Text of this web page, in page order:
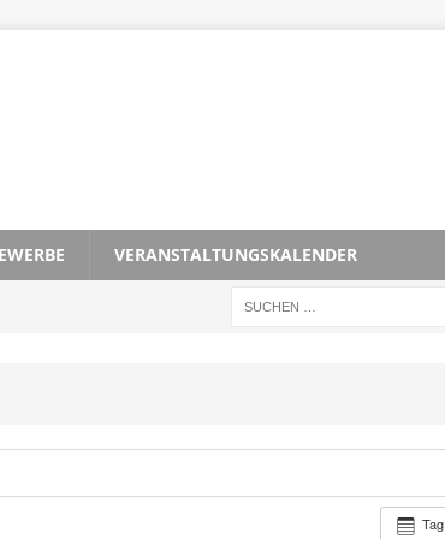
VERANSTALTUNGSKALENDER
Tag